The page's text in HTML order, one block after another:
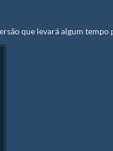
que levará algum tempo